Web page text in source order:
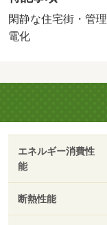
閑静な住宅街・管
電化
エネルギー消費性
能
断熱性能